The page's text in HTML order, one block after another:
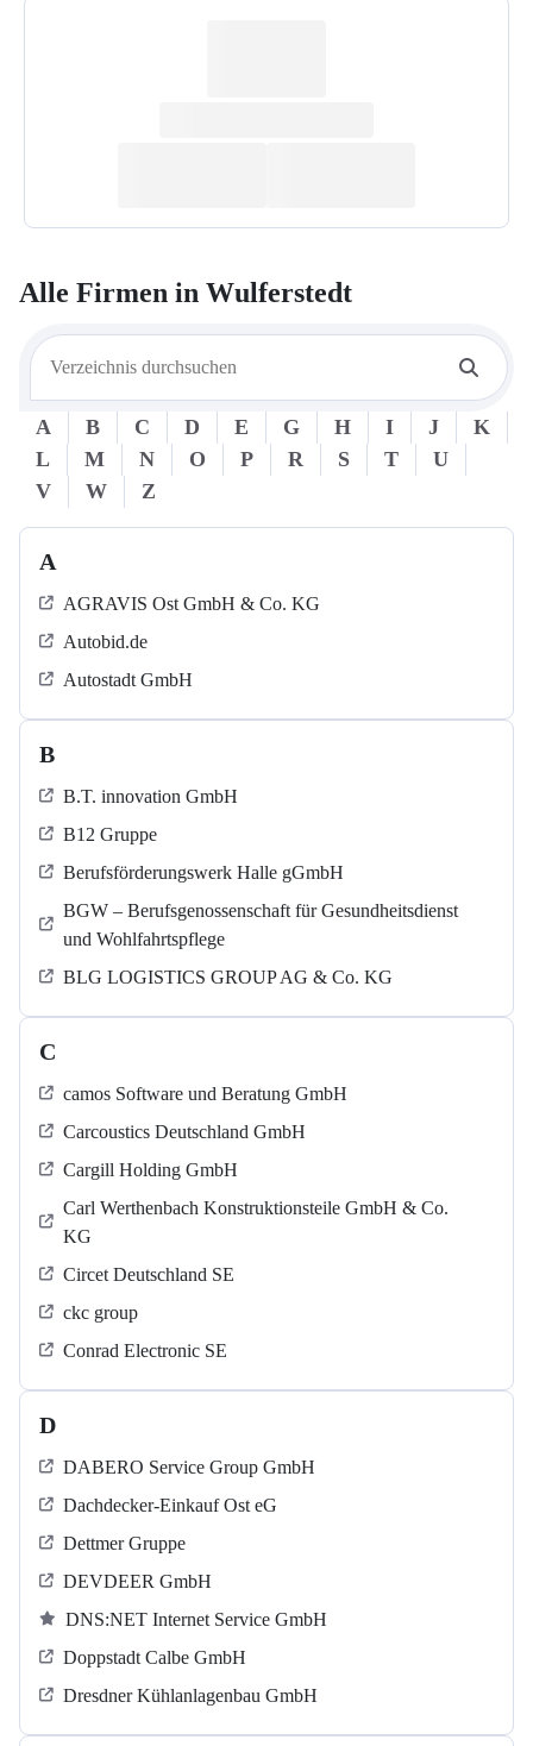
Alle Firmen in Wulferstedt
A B C D E G H I J
K
L
M N O P R S T
U
V
W Z
A
AGRAVIS Ost GmbH & Co. KG
Autobid.de
Autostadt GmbH
B
B.T. innovation GmbH
B12 Gruppe
Berufsförderungswerk Halle gGmbH
BGW – Berufsgenossenschaft für Gesundheitsdienst
und Wohlfahrtspflege
BLG LOGISTICS GROUP AG & Co. KG
C
camos Software und Beratung GmbH
Carcoustics Deutschland GmbH
Cargill Holding GmbH
Carl Werthenbach Konstruktionsteile GmbH & Co.
KG
Circet Deutschland SE
ckc group
Conrad Electronic SE
D
DABERO Service Group GmbH
Dachdecker-Einkauf Ost eG
Dettmer Gruppe
DEVDEER GmbH
DNS:NET Internet Service GmbH
Doppstadt Calbe GmbH
Dresdner Kühlanlagenbau GmbH